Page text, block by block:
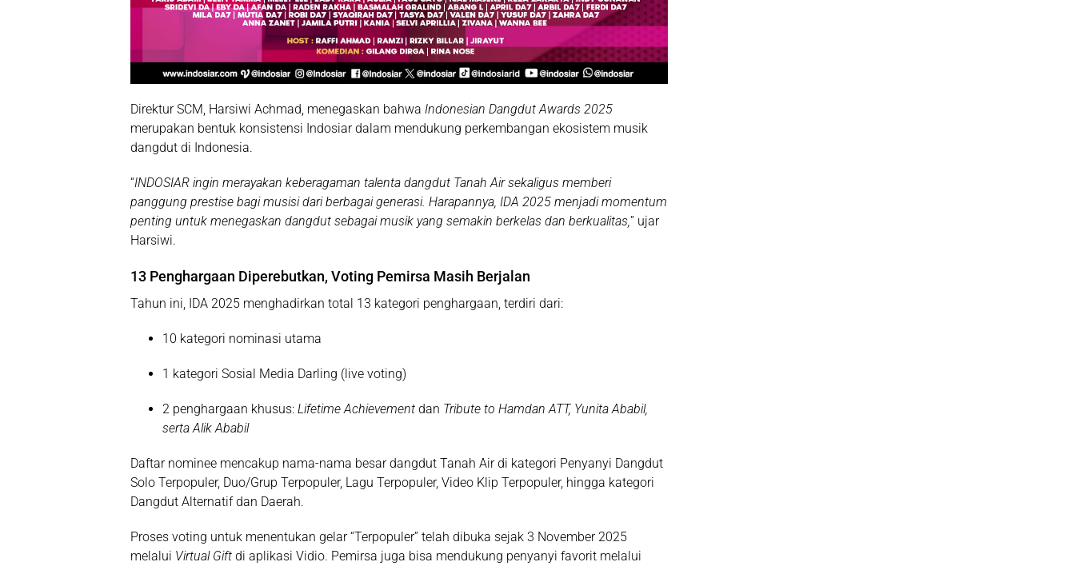
Direktur SCM, Harsiwi Achmad , menegaskan bahwa Indonesian Dangdut Awards 2025
merupakan bentuk konsistensi Indosiar dalam mendukung perkembangan ekosistem musik
dangdut di Indonesia.
“INDOSIAR ingin merayakan keberagaman talenta dangdut Tanah Air sekaligus memberi
panggung prestise bagi musisi dari berbagai generasi. Harapannya, IDA 2025 menjadi momentum
penting untuk menegaskan dangdut sebagai musik yang semakin berkelas dan berkualitas,” ujar
Harsiwi.
13 Penghargaan Diperebutkan, Voting Pemirsa Masih Berjalan
Tahun ini, IDA 2025 menghadirkan total 13 kategori penghargaan , terdiri dari:
10 kategori nominasi utama
1 kategori Sosial Media Darling (live voting)
2 penghargaan khusus: Lifetime Achievement dan Tribute to Hamdan ATT, Yunita Ababil,
serta Alik Ababil
Daftar nominee mencakup nama-nama besar dangdut Tanah Air di kategori Penyanyi Dangdut
Solo Terpopuler, Duo/Grup Terpopuler, Lagu Terpopuler, Video Klip Terpopuler, hingga kategori
Dangdut Alternatif dan Daerah.
Proses voting untuk menentukan gelar “Terpopuler” telah dibuka sejak 3 November 2025
melalui Virtual Gift di aplikasi Vidio. Pemirsa juga bisa mendukung penyanyi favorit melalui